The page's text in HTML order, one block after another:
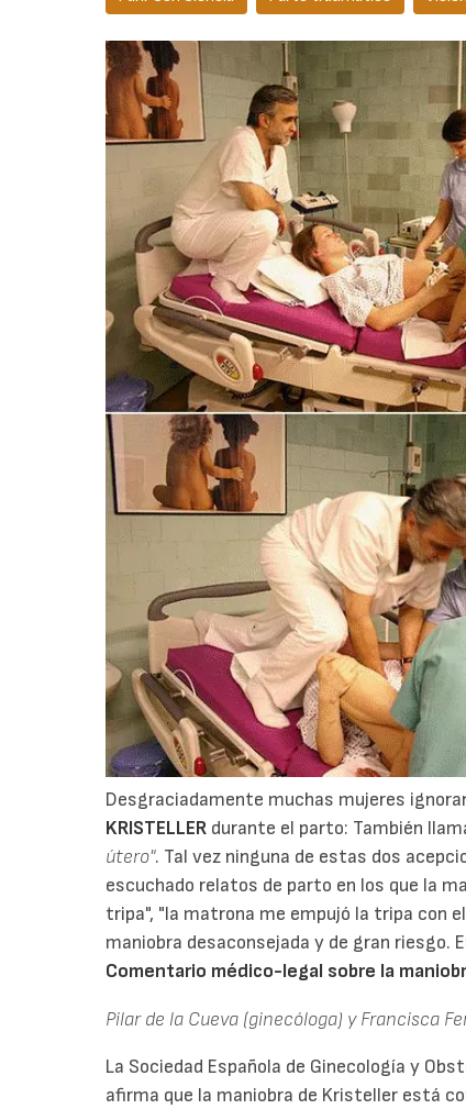
Desgraciadamente muchas mujeres
KRISTELLER durante el parto: También
útero". Tal vez ninguna de estas dos
escuchado relatos de parto en los que la
tripa", "la matrona me empujó la tripa con
maniobra desaconsejada y de gran riesgo.
Comentario médico-legal sobre la
Pilar de la Cueva (ginecóloga) y Francisca
La Sociedad Española de Ginecología y
afirma que la maniobra de Kristeller está